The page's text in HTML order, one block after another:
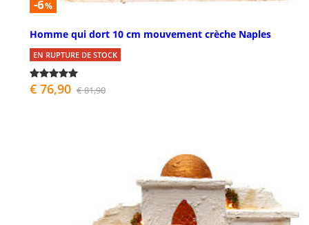
-6%
Homme qui dort 10 cm mouvement crèche Naples
EN RUPTURE DE STOCK
€ 76,90 € 81,90